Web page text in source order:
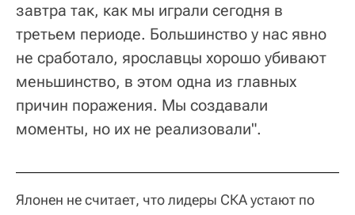
завтра так, как мы играли сегодня в
третьем периоде. Большинство у нас явно
не сработало, ярославцы хорошо убивают
меньшинство, в этом одна из главных
причин поражения. Мы создавали
моменты, но их не реализовали".
Ялонен не считает, что лидеры СКА устают по